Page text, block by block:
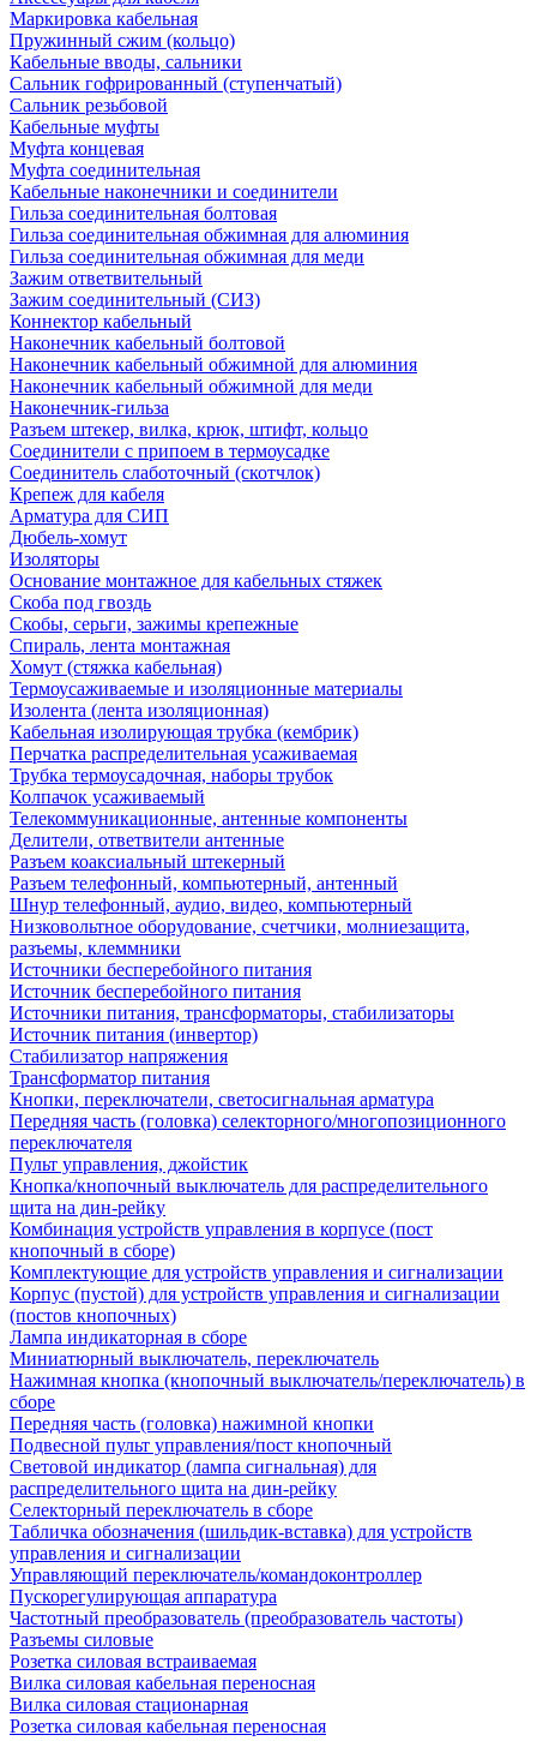
Маркировка кабельная
Пружинный сжим (кольцо)
Кабельные вводы, сальники
Сальник гофрированный (ступенчатый)
Сальник резьбовой
Кабельные муфты
Муфта концевая
Муфта соединительная
Кабельные наконечники и соединители
Гильза соединительная болтовая
Гильза соединительная обжимная для алюминия
Гильза соединительная обжимная для меди
Зажим ответвительный
Зажим соединительный (СИЗ)
Коннектор кабельный
Наконечник кабельный болтовой
Наконечник кабельный обжимной для алюминия
Наконечник кабельный обжимной для меди
Наконечник-гильза
Разъем штекер, вилка, крюк, штифт, кольцо
Соединители с припоем в термоусадке
Соединитель слаботочный (скотчлок)
Крепеж для кабеля
Арматура для СИП
Дюбель-хомут
Изоляторы
Основание монтажное для кабельных стяжек
Скоба под гвоздь
Скобы, серьги, зажимы крепежные
Спираль, лента монтажная
Хомут (стяжка кабельная)
Термоусаживаемые и изоляционные материалы
Изолента (лента изоляционная)
Кабельная изолирующая трубка (кембрик)
Перчатка распределительная усаживаемая
Трубка термоусадочная, наборы трубок
Колпачок усаживаемый
Телекоммуникационные, антенные компоненты
Делители, ответвители антенные
Разъем коаксиальный штекерный
Разъем телефонный, компьютерный, антенный
Шнур телефонный, аудио, видео, компьютерный
Низковольтное оборудование, счетчики, молниезащита,
разъемы, клеммники
Источники бесперебойного питания
Источник бесперебойного питания
Источники питания, трансформаторы, стабилизаторы
Источник питания (инвертор)
Стабилизатор напряжения
Трансформатор питания
Кнопки, переключатели, светосигнальная арматура
Передняя часть (головка) селекторного/многопозиционного
переключателя
Пульт управления, джойстик
Кнопка/кнопочный выключатель для распределительного
щита на дин-рейку
Комбинация устройств управления в корпусе (пост
кнопочный в сборе)
Комплектующие для устройств управления и сигнализации
Корпус (пустой) для устройств управления и сигнализации
(постов кнопочных)
Лампа индикаторная в сборе
Миниатюрный выключатель, переключатель
Нажимная кнопка (кнопочный выключатель/переключатель) в
сборе
Передняя часть (головка) нажимной кнопки
Подвесной пульт управления/пост кнопочный
Световой индикатор (лампа сигнальная) для
распределительного щита на дин-рейку
Селекторный переключатель в сборе
Табличка обозначения (шильдик-вставка) для устройств
управления и сигнализации
Управляющий переключатель/командоконтроллер
Пускорегулирующая аппаратура
Частотный преобразователь (преобразователь частоты)
Разъемы силовые
Розетка силовая встраиваемая
Вилка силовая кабельная переносная
Вилка силовая стационарная
Розетка силовая кабельная переносная